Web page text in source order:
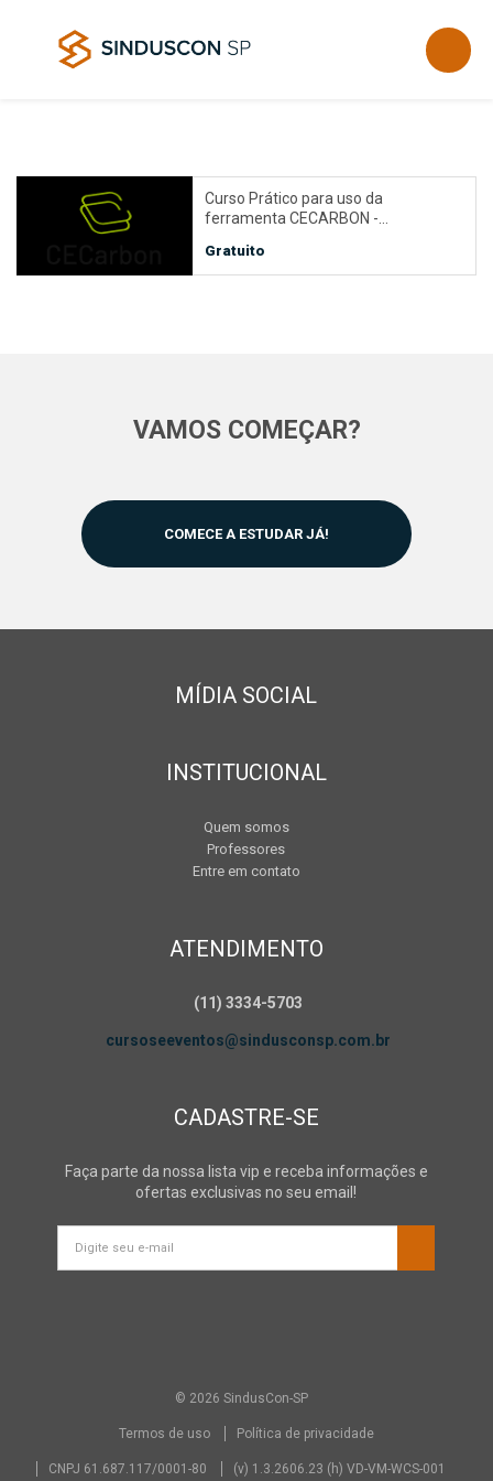
Curso Prático para uso da
ferramenta CECARBON -…
Gratuito
VAMOS COMEÇAR?
COMECE A ESTUDAR JÁ!
MÍDIA SOCIAL
INSTITUCIONAL
Quem somos
Professores
Entre em contato
ATENDIMENTO
(11) 3334-5703
cursoseeventos@sindusconsp.com.br
CADASTRE-SE
Faça parte da nossa lista vip e receba informações e
ofertas exclusivas no seu email!
© 2026 SindusCon-SP
Termos de uso Política de privacidade
CNPJ 61.687.117/0001-80 (v) 1.3.2606.23 (h) VD-VM-WCS-001